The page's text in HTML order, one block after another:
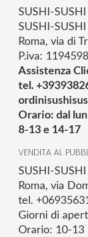
SUSHI-SUSHI
SUSHI-SUSHI
Roma, via di
P.iva:
Assistenza
tel.
Orario: dal
8-13 e 14-17
VENDITA AL
SUSHI-SUSHI
Roma, via
tel.
Giorni di
Orario: 10-13